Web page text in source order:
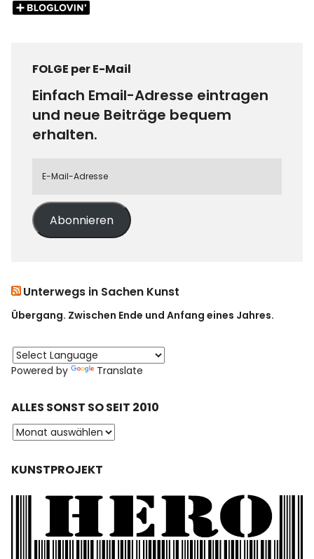
FOLGE per E-Mail
Einfach Email-Adresse eintragen
und neue Beiträge bequem
erhalten.
Abonnieren
Unterwegs in Sachen Kunst
Übergang. Zwischen Ende und Anfang eines Jahres.
Powered by Translate
ALLES SONST SO SEIT 2010
KUNSTPROJEKT